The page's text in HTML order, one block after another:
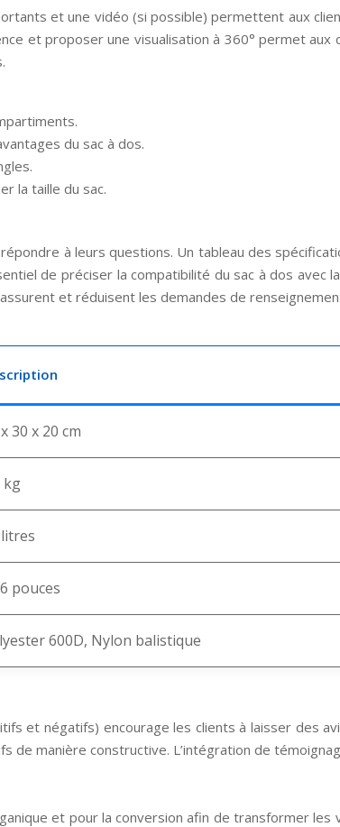
et une vidéo (si possible) permettent aux
et proposer une visualisation à 360° permet
du sac à dos.
la taille du sac.
à leurs questions. Un tableau des
de préciser la compatibilité du sac à dos avec
et réduisent les demandes de
30 x 20 cm
kg
pouces
600D, Nylon balistique
et négatifs) encourage les clients à laisser des
manière constructive. L’intégration de
et pour la conversion afin de transformer les